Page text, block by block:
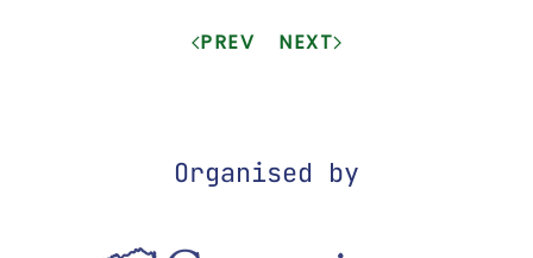
PREV NEXT
Organised by